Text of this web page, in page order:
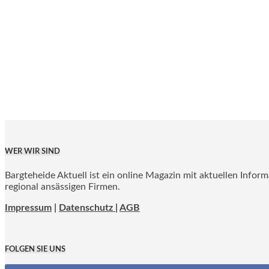
WER WIR SIND
Bargteheide Aktuell ist ein online Magazin mit aktuellen
regional ansässigen Firmen.
Impressum Datenschutz | AGB
FOLGEN SIE UNS